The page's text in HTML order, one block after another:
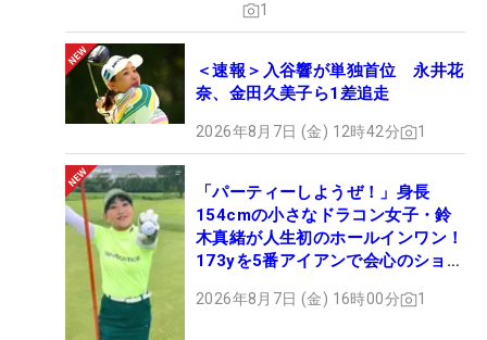
1
＜速報＞入谷響が単独首位 永井花
奈、金田久美子ら1差追走
2026年8月7日 (金) 12時42分 1
「パーティーしようぜ！」身長
154cmの小さなドラコン女子・鈴
木真緒が人生初のホールインワン！
173yを5番アイアンで会心のショッ
2026年8月7日 (金) 16時00分 1